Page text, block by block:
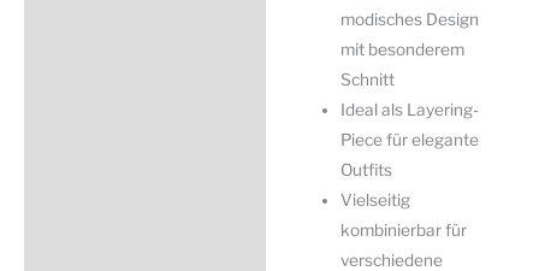
modisches Design
mit besonderem
Schnitt
Ideal als Layering-
Piece für elegante
Outfits
Vielseitig
kombinierbar für
verschiedene